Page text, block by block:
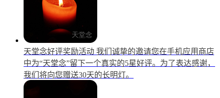
天堂念好评奖励活动 我们诚挚的邀请您在手机应用商店
中为“天堂念”留下一个真实的5星好评。为了表达感谢，
我们将向您赠送30天的长明灯。